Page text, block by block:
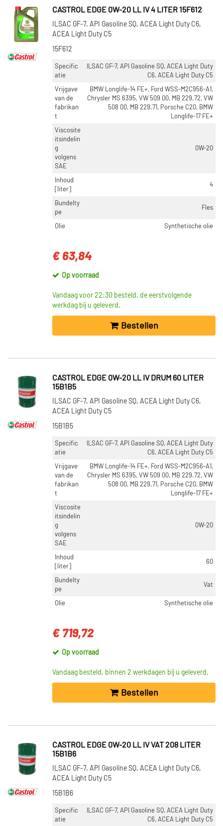
CASTROL EDGE 0W-20 LL IV 4 LITER 15F612
ILSAC GF-7, API Gasoline SQ, ACEA Light Duty C6,
ACEA Light Duty C5
15F612
Specific
atie
ILSAC GF-7, API Gasoline SQ, ACEA Light Duty
C6, ACEA Light Duty C5
Vrijgave
van de
fabrikan
t
BMW Longlife-14 FE+, Ford WSS-M2C956-A1,
Chrysler MS 6395, VW 509 00, MB 229.72, VW
508 00, MB 229.71, Porsche C20, BMW
Longlife-17 FE+
Viscosite
itsindelin
g
volgens
SAE
0W-20
Inhoud
[liter]
4
Bundelty
pe
Fles
Olie Synthetische olie
€ 63,84
Op voorraad
Vandaag voor 22:30 besteld, de eerstvolgende
werkdag bij u geleverd.
Bestellen
CASTROL EDGE 0W-20 LL IV DRUM 60 LITER
15B1B5
ILSAC GF-7, API Gasoline SQ, ACEA Light Duty C6,
ACEA Light Duty C5
15B1B5
Specific
atie
ILSAC GF-7, API Gasoline SQ, ACEA Light Duty
C6, ACEA Light Duty C5
Vrijgave
van de
fabrikan
t
BMW Longlife-14 FE+, Ford WSS-M2C956-A1,
Chrysler MS 6395, VW 509 00, MB 229.72, VW
508 00, MB 229.71, Porsche C20, BMW
Longlife-17 FE+
Viscosite
itsindelin
g
volgens
SAE
0W-20
Inhoud
[liter]
60
Bundelty
pe
Vat
Olie Synthetische olie
€ 719,72
Op voorraad
Vandaag besteld, binnen 2 werkdagen bij u geleverd.
Bestellen
CASTROL EDGE 0W-20 LL IV VAT 208 LITER
15B1B6
ILSAC GF-7, API Gasoline SQ, ACEA Light Duty C6,
ACEA Light Duty C5
15B1B6
Specific
atie
ILSAC GF-7, API Gasoline SQ, ACEA Light Duty
C6, ACEA Light Duty C5